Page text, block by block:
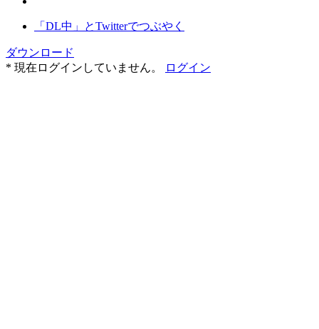
「DL中」とTwitterでつぶやく
ダウンロード
* 現在ログインしていません。
ログイン